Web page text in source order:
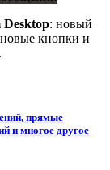
Desktop: новый
кнопки и
прямые
и многое другое